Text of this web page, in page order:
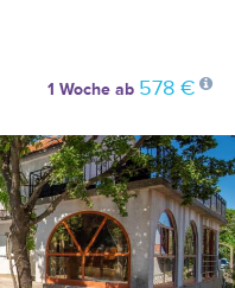
1 Wocheab 578 €